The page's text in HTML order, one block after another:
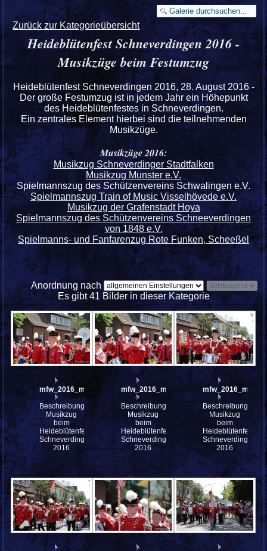
Zurück zur Kategorieübersicht
Heideblütenfest Schneverdingen 2016 -
Musikzüge beim Festumzug
Heideblütenfest Schneverdingen 2016, 28. August 2016 -
Der große Festumzug ist in jedem Jahr ein Höhepunkt
des Heideblütenfestes in Schneverdingen.
Ein zentrales Element hierbei sind die teilnehmenden
Musikzüge.
Musikzüge 2016:
Musikzug Schneverdinger Stadtfalken
Musikzug Munster e.V.
Spielmannszug des Schützenvereins Schwalingen e.V.
Spielmannszug Train of Music Visselhövede e.V.
Musikzug der Grafenstadt Hoya
Spielmannszug des Schützenvereins Schneeverdingen
von 1848 e.V.
Spielmanns- und Fanfarenzug Rote Funken, Scheeßel
Anordnung nach
Es gibt 41 Bilder in dieser Kategorie
mfw_2016_mfw16_112848w
Beschreibung:
Musikzug
beim
Heideblütenfest
Schneverdingen
2016
mfw_2016_mfw16_112847w
Beschreibung:
Musikzug
beim
Heideblütenfest
Schneverdingen
2016
Beschreibung:
Musikzug
beim
Heideblütenfest
Schneverdingen
2016